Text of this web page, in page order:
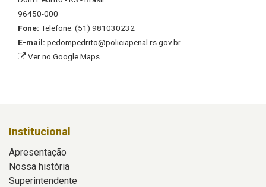
96450-000
Fone: Telefone: (51) 981030232
E-mail: pedompedrito@policiapenal.rs.gov.br
Ver no Google Maps
Institucional
Apresentação
Nossa história
Superintendente